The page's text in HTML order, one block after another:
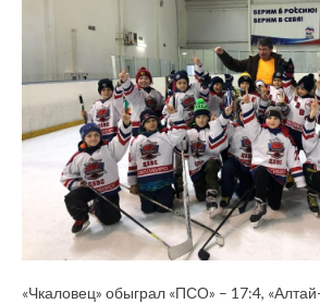
«Чкаловец» обыграл «ПСО» – 17:4,